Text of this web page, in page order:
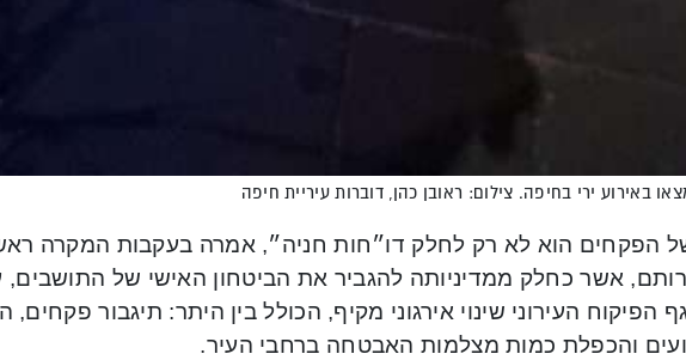
באירוע ירי בחיפה. צילום: ראובן כהן, דוברות עיריית חיפה
הפקחים הוא לא רק לחלק דו״חות חניה״, אמרה בעקבות המקרה
אשר כחלק ממדיניותה להגביר את הביטחון האישי של התושבים,
הפיקוח העירוני שינוי אירגוני מקיף, הכולל בין היתר: תיגבור
והכפלת כמות מצלמות האבטחה ברחבי העיר.